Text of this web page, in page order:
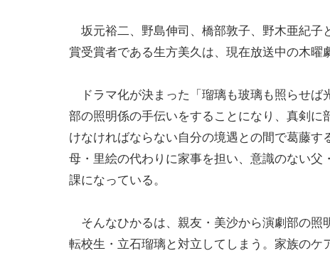
坂元裕二、野島伸司、橋部敦子、野木亜紀子
賞受賞者である生方美久は、現在放送中の木曜
ドラマ化が決まった「瑠璃も玻璃も照らせば
部の照明係の手伝いをすることになり、真剣
けなければならない自分の境遇との間で葛藤
母・里絵の代わりに家事を担い、意識のない父
課になっている。
そんなひかるは、親友・美沙から演劇部の照
転校生・立石瑠璃と対立してしまう。家族の